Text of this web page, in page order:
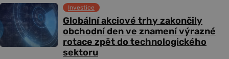
Globální akciové trhy zakončily
obchodní den ve znamení výrazné
rotace zpět do technologického
sektoru
Investice